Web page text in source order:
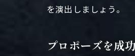
を演出しましょう。
プロポーズを成